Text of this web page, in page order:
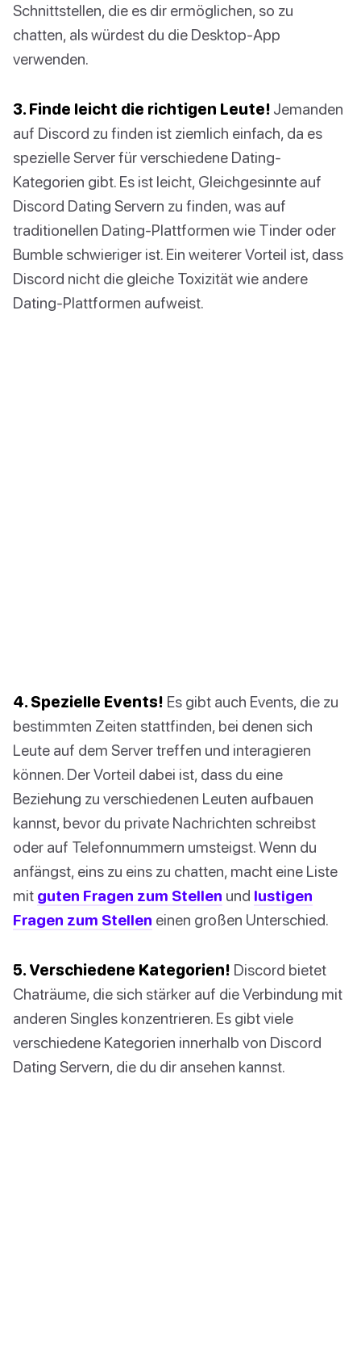
Schnittstellen, die es dir ermöglichen, so zu
chatten, als würdest du die Desktop-App
verwenden.
3. Finde leicht die richtigen Leute! Jemanden
auf Discord zu finden ist ziemlich einfach, da es
spezielle Server für verschiedene Dating-
Kategorien gibt. Es ist leicht, Gleichgesinnte auf
Discord Dating Servern zu finden, was auf
traditionellen Dating-Plattformen wie Tinder oder
Bumble schwieriger ist. Ein weiterer Vorteil ist, dass
Discord nicht die gleiche Toxizität wie andere
Dating-Plattformen aufweist.
4. Spezielle Events! Es gibt auch Events, die zu
bestimmten Zeiten stattfinden, bei denen sich
Leute auf dem Server treffen und interagieren
können. Der Vorteil dabei ist, dass du eine
Beziehung zu verschiedenen Leuten aufbauen
kannst, bevor du private Nachrichten schreibst
oder auf Telefonnummern umsteigst. Wenn du
anfängst, eins zu eins zu chatten, macht eine Liste
mit guten Fragen zum Stellen und lustigen
Fragen zum Stellen einen großen Unterschied.
5. Verschiedene Kategorien! Discord bietet
Chaträume, die sich stärker auf die Verbindung mit
anderen Singles konzentrieren. Es gibt viele
verschiedene Kategorien innerhalb von Discord
Dating Servern, die du dir ansehen kannst.